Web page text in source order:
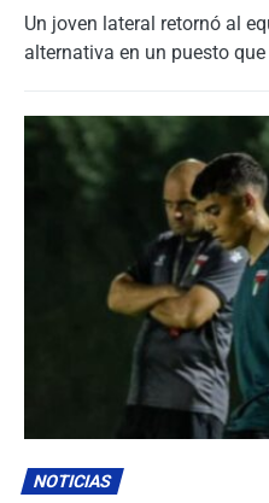
Un joven lateral retornó al
alternativa en un puesto
NOTICIAS